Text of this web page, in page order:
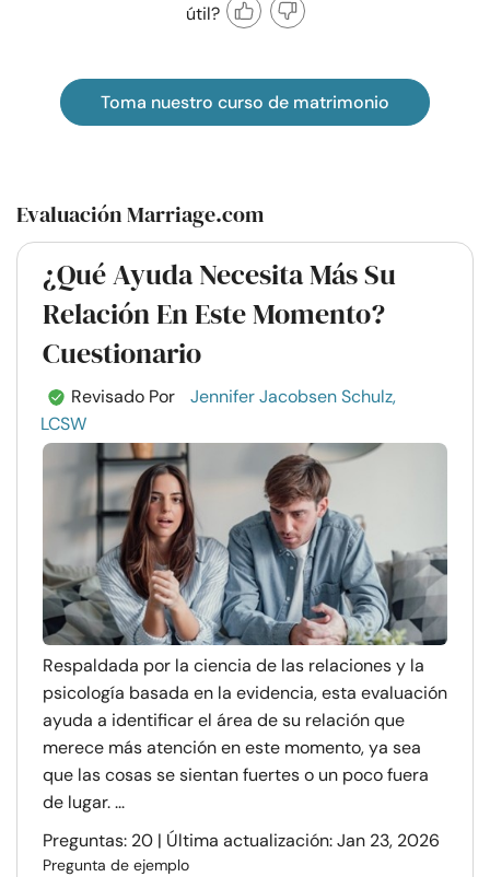
útil?
Toma nuestro curso de matrimonio
Evaluación Marriage.com
¿Qué Ayuda Necesita Más Su
Relación En Este Momento?
Cuestionario
Revisado Por
Jennifer Jacobsen Schulz,
LCSW
Respaldada por la ciencia de las relaciones y la
psicología basada en la evidencia, esta evaluación
ayuda a identificar el área de su relación que
merece más atención en este momento, ya sea
que las cosas se sientan fuertes o un poco fuera
de lugar. ...
Preguntas: 20 | Última actualización: Jan 23, 2026
Pregunta de ejemplo